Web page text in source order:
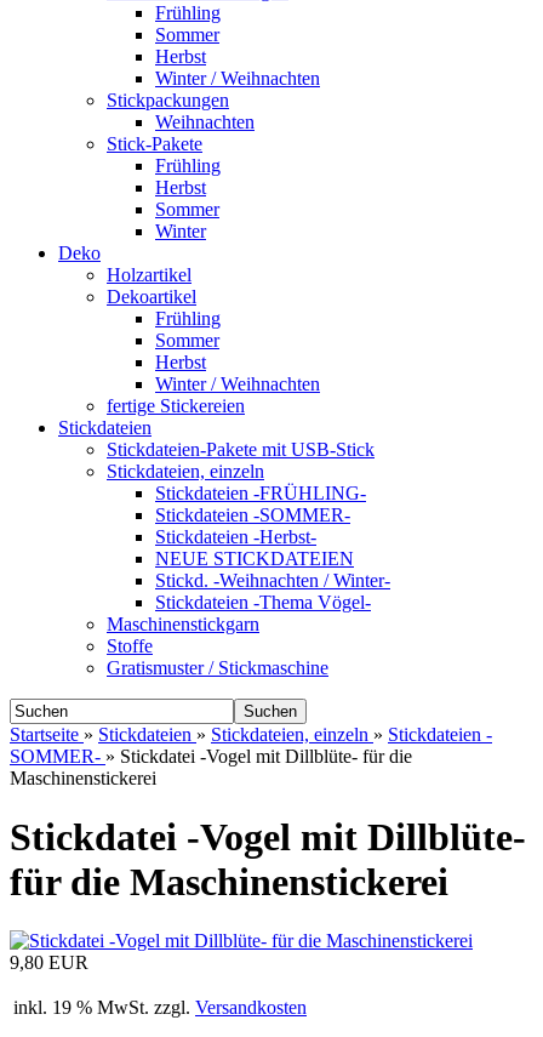
Frühling
Sommer
Herbst
Winter / Weihnachten
Stickpackungen
Weihnachten
Stick-Pakete
Frühling
Herbst
Sommer
Winter
Deko
Holzartikel
Dekoartikel
Frühling
Sommer
Herbst
Winter / Weihnachten
fertige Stickereien
Stickdateien
Stickdateien-Pakete mit USB-Stick
Stickdateien, einzeln
Stickdateien -FRÜHLING-
Stickdateien -SOMMER-
Stickdateien -Herbst-
NEUE STICKDATEIEN
Stickd. -Weihnachten / Winter-
Stickdateien -Thema Vögel-
Maschinenstickgarn
Stoffe
Gratismuster / Stickmaschine
Suchen
Startseite » Stickdateien » Stickdateien, einzeln » Stickdateien -
SOMMER- » Stickdatei -Vogel mit Dillblüte- für die
Maschinenstickerei
Stickdatei -Vogel mit Dillblüte-
für die Maschinenstickerei
9,80 EUR
inkl. 19 % MwSt. zzgl. Versandkosten